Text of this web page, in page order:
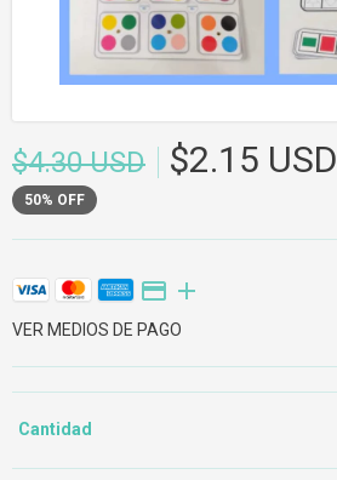
$4.30 USD $2.15 USD
50% OFF
VER MEDIOS DE PAGO
Cantidad